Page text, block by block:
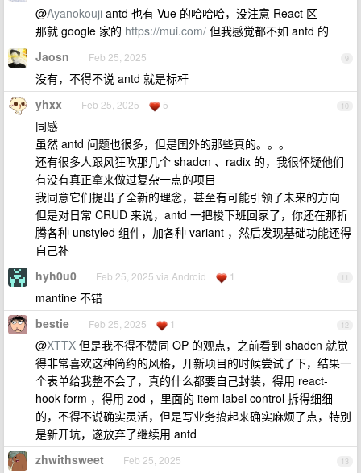
@Ayanokouji antd 也有 Vue 的哈哈哈，没注意 React 区
那就 google 家的 https://mui.com/ 但我感觉都不如 antd 的
9
Jaosn Feb 25, 2025
没有，不得不说 antd 就是标杆
10
yhxx Feb 25, 2025 5
同感
虽然 antd 问题也很多，但是国外的那些真的。。。
还有很多人跟风狂吹那几个 shadcn 、radix 的，我很怀疑他们
有没有真正拿来做过复杂一点的项目
我同意它们提出了全新的理念，甚至有可能引领了未来的方向
但是对日常 CRUD 来说，antd 一把梭下班回家了，你还在那折
腾各种 unstyled 组件，加各种 variant ，然后发现基础功能还得
自己补
11
hyh0u0 Feb 25, 2025 via Android 1
mantine 不错
12
bestie Feb 25, 2025 1
@XTTX 但是我不得不赞同 OP 的观点，之前看到 shadcn 就觉
得非常喜欢这种简约的风格，开新项目的时候尝试了下，结果一
个表单给我整不会了，真的什么都要自己封装，得用 react-
hook-form ，得用 zod ，里面的 item label control 拆得细细
的，不得不说确实灵活，但是写业务搞起来确实麻烦了点，特别
是新开坑，遂放弃了继续用 antd
13
zhwithsweet Feb 25, 2025